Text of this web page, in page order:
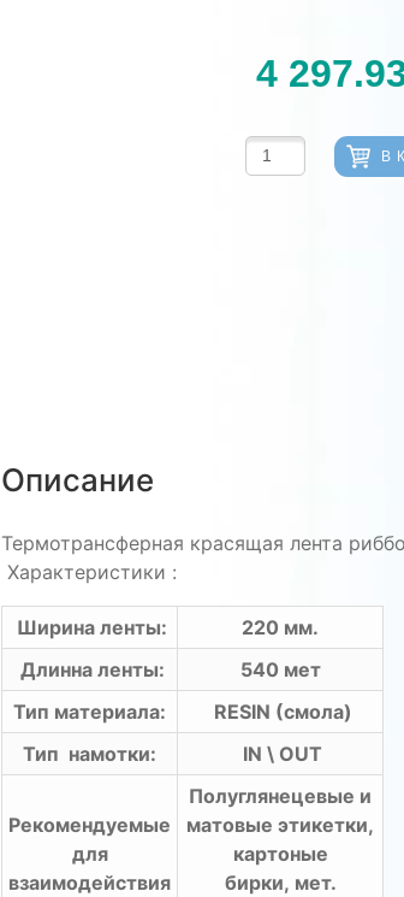
4
В
Описание
Термотрансферная красящая лента
Характеристики :
Ширина ленты:
220 мм.
Длинна ленты:
540 мет
Тип материала:
RESIN (смола)
Тип намотки:
IN \ OUT
Рекомендуемые
для
взаимодействия
Полуглянецевые и
матовые этикетки,
картоные
бирки, мет.